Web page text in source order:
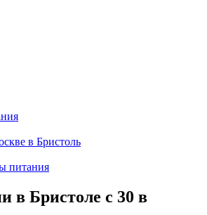
в Бристоль
питания
в Бристоле с 30 в